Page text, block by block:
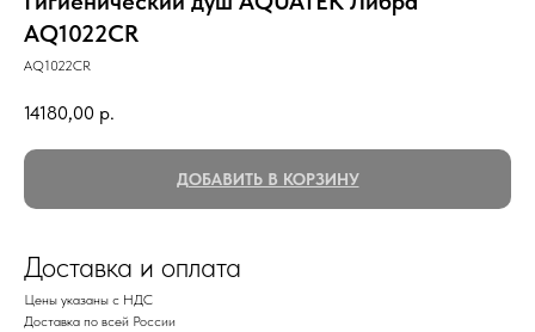
AQ1022CR
AQ1022CR
14180,00 р.
ДОБАВИТЬ В КОРЗИНУ
Доставка и оплата
Цены указаны с НДС
Доставка по всей России